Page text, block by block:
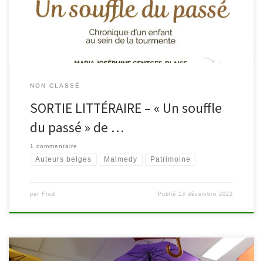
bibliothèque.
NON CLASSÉ
SORTIE LITTÉRAIRE – « Un souffle
du passé » de …
1 commentaire
Auteurs belges Malmedy Patrimoine
par Fred Publié 13 décembre 2022